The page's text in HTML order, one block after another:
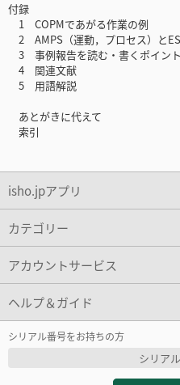
付録
1 COPMであがる作業の例
2 AMPS（運動，プロセス）と
3 事例報告を読む・書くポイント
4 関連文献
5 用語解説
あとがきに代えて
索引
isho.jpアプリ
カテゴリー
アカウントサービス
ヘルプ＆ガイド
シリアル番号をお持ちの方
シリア